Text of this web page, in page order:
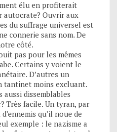
élu en profiterait
Ouvrir aux
du suffrage universel est
connerie sans nom. De
côté.
pas pour les mêmes
Certains y voient le
D’autres un
tantinet moins excluant.
dissemblables
Très facile. Un tyran, par
qu’il noue de
exemple : le nazisme a